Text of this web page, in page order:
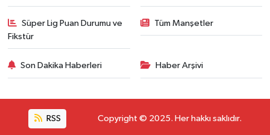
Süper Lig Puan Durumu ve
Fikstür
Tüm Manşetler
Son Dakika Haberleri Haber Arşivi
RSS Copyright © 2025. Her hakkı saklıdır.